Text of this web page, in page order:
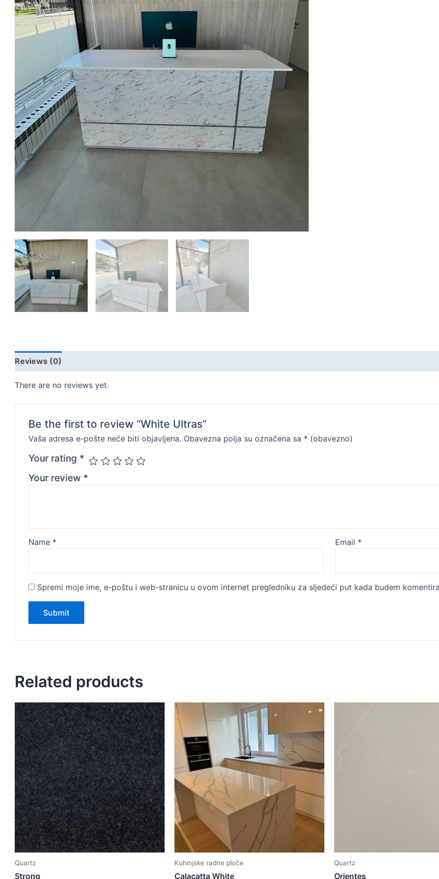
Reviews (0)
There are no reviews yet.
Be the first to review “White Ultras”
Vaša adresa e-pošte neće biti objavljena. Obavezna polja su označena sa * (obavezno)
Your rating *
Your review *
Name * Email *
Spremi moje ime, e-poštu i web-stranicu u ovom internet pregledniku za sljedeći put kada budem
Related products
Quartz
Strong
Kuhinjske radne ploče
Calacatta White
Quartz
Orientes